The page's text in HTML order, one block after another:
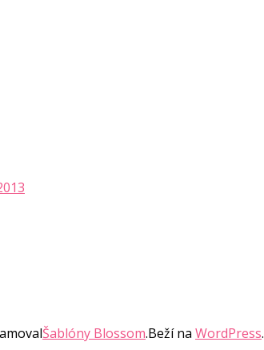
Šablóny Blossom.Beží na WordPress.